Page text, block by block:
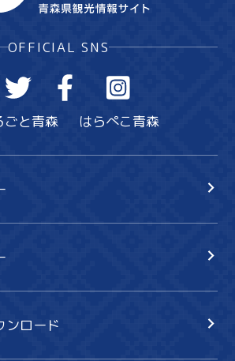
OFFICIAL SNS
ごと青森 はらぺこ青森
ンロード